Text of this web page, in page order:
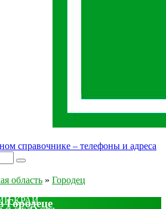
справочнике – телефоны и адреса
КРАЙ
область » Городец